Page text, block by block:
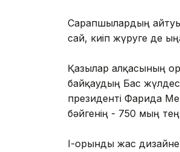
Сарапшылардың
сай, киіп жүруге де
Қазылар алқасының
байқаудың Бас
президенті Фарида
бәйгенің - 750 мың
І-орынды жас